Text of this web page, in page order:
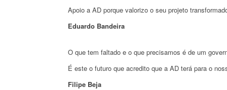
Apoio a AD porque valorizo o seu projeto
Eduardo Bandeira
O que tem faltado e o que precisamos é de um
É este o futuro que acredito que a AD terá para o
Filipe Beja